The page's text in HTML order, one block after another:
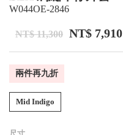
W044OE-2846
NT$ 11,300 NT$ 7,910
兩件再九折
Mid Indigo